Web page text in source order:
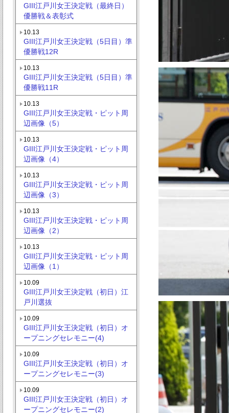
GIII江戸川女王決定戦（最終日）
優勝戦＆表彰式
10.13
GIII江戸川女王決定戦（5日目）準
優勝戦12R
10.13
GIII江戸川女王決定戦（5日目）準
優勝戦11R
10.13
GIII江戸川女王決定戦・ピット周
辺画像（5）
10.13
GIII江戸川女王決定戦・ピット周
辺画像（4）
10.13
GIII江戸川女王決定戦・ピット周
辺画像（3）
10.13
GIII江戸川女王決定戦・ピット周
辺画像（2）
10.13
GIII江戸川女王決定戦・ピット周
辺画像（1）
10.09
GIII江戸川女王決定戦（初日）江
戸川選抜
10.09
GIII江戸川女王決定戦（初日）オ
ープニングセレモニー(4)
10.09
GIII江戸川女王決定戦（初日）オ
ープニングセレモニー(3)
10.09
GIII江戸川女王決定戦（初日）オ
ープニングセレモニー(2)